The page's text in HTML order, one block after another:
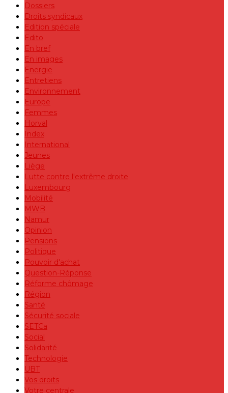
Dossiers
Droits syndicaux
Edition spéciale
Edito
En bref
En images
Energie
Entretiens
Environnement
Europe
Femmes
Horval
Index
International
Jeunes
Liège
Lutte contre l'extrême droite
Luxembourg
Mobilité
MWB
Namur
Opinion
Pensions
Politique
Pouvoir d'achat
Question-Réponse
Réforme chômage
Région
Santé
Sécurité sociale
SETCa
Social
Solidarité
Technologie
UBT
Vos droits
Votre centrale